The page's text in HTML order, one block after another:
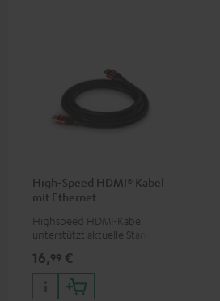
High-Speed HDMI® Kabel
mit Ethernet
Highspeed HDMI-Kabel
unterstützt aktuelle Standards
16,99 €